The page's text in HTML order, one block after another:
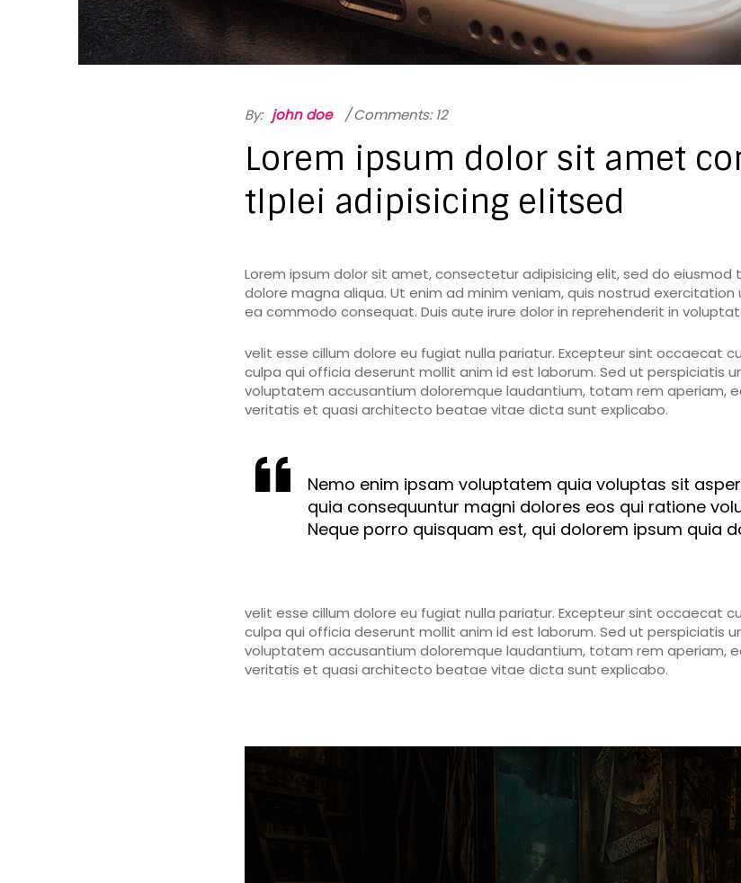
By: john doe Comments: 12
Lorem ipsum dolor sit amet
tlplei adipisicing elitsed
Lorem ipsum dolor sit amet, consectetur adipisicing elit, sed do
dolore magna aliqua. Ut enim ad minim veniam, quis nostrud exercitation
ea commodo consequat. Duis aute irure dolor in reprehenderit in
velit esse cillum dolore eu fugiat nulla pariatur. Excepteur sint occaecat
culpa qui officia deserunt mollit anim id est laborum. Sed ut perspiciatis
voluptatem accusantium doloremque laudantium, totam rem aperiam,
veritatis et quasi architecto beatae vitae dicta sunt explicabo.
Nemo enim ipsam voluptatem quia voluptas sit
quia consequuntur magni dolores eos qui ratione
Neque porro quisquam est, qui dolorem ipsum quia
velit esse cillum dolore eu fugiat nulla pariatur. Excepteur sint occaecat
culpa qui officia deserunt mollit anim id est laborum. Sed ut perspiciatis
voluptatem accusantium doloremque laudantium, totam rem aperiam,
veritatis et quasi architecto beatae vitae dicta sunt explicabo.